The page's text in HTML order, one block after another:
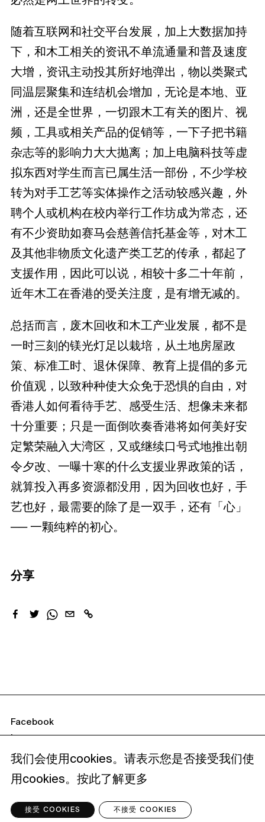
随着互联网和社交平台发展，加上大数据加持
下，和木工相关的资讯不单流通量和普及速度
大增，资讯主动投其所好地弹出，物以类聚式
同温层聚集和连结机会增加，无论是本地、亚
洲，还是全世界，一切跟木工有关的图片、视
频，工具或相关产品的促销等，一下子把书籍
杂志等的影响力大大抛离；加上电脑科技等虚
拟东西对学生而言已属生活一部份，不少学校
转为对手工艺等实体操作之活动较感兴趣，外
聘个人或机构在校内举行工作坊成为常态，还
有不少资助如赛马会慈善信托基金等，对木工
及其他非物质文化遗产类工艺的传承，都起了
支援作用，因此可以说，相较十多二十年前，
近年木工在香港的受关注度，是有增无减的。
总括而言，废木回收和木工产业发展，都不是
一时三刻的镁光灯足以栽培，从土地房屋政
策、标准工时、退休保障、教育上提倡的多元
价值观，以致种种使大众免于恐惧的自由，对
香港人如何看待手艺、感受生活、想像未来都
十分重要；只是一面倒吹奏香港将如何美好安
定繁荣融入大湾区，又或继续口号式地推出朝
令夕改、一曝十寒的什么支援业界政策的话，
就算投入再多资源都没用，因为回收也好，手
艺也好，最需要的除了是一双手，还有「心」
── 一颗纯粹的初心。
分享
Facebook
Instagram
隐私政策
数码存根 (COOKIES) 政策
©2026 南丰集团 版权所有
我们会使用cookies。请表示您是否接受我们使
用cookies。 按此了解更多
接受 COOKIES 不接受 COOKIES